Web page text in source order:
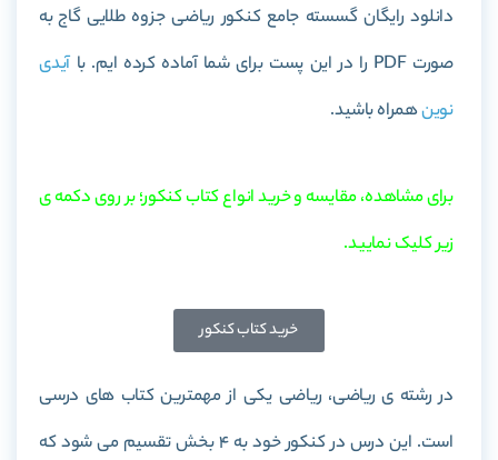
دانلود رایگان گسسته جامع کنکور ریاضی جزوه طلایی گاج به
صورت PDF را در این پست برای شما آماده کرده ایم. با
آیدی
نوینهمراه باشید.
برای مشاهده، مقایسه و خرید انواع کتاب کنکور؛ بر روی دکمه ی
زیر کلیک نمایید.
خرید کتاب کنکور
در رشته ی ریاضی، ریاضی یکی از مهمترین کتاب های درسی
است. این درس در کنکور خود به 4 بخش تقسیم می شود که